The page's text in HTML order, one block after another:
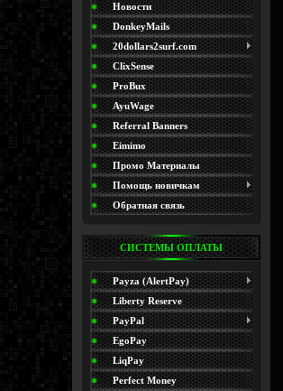
Новости
DonkeyMails
20dollars2surf.com
ClixSense
ProBux
AyuWage
Referral Banners
Eimimo
Промо Материалы
(Promo)Помощь новичкам
Обратная связь
СИСТЕМЫ ОПЛАТЫ
Payza (AlertPay)
Liberty Reserve
PayPal
EgoPay
LiqPay
Perfect Money